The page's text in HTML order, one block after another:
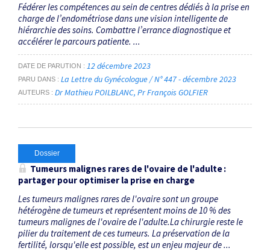
Dates
Du
RECHERCHER
Fédérer les compétences au sein de centres dédiés à la prise en
charge de l’endométriose dans une vision intelligente de
hiérarchie des soins. Combattre l’errance diagnostique et
accélérer le parcours patiente. ...
DATE DE PARUTION 12 décembre 2023
PARU DANS La Lettre du Gynécologue / N° 447 - décembre 2023
AUTEURS Dr Mathieu POILBLANC Pr François GOLFIER
Dossier
Tumeurs malignes rares de l'ovaire de l'adulte :
partager pour optimiser la prise en charge
Les tumeurs malignes rares de l'ovaire sont un groupe
hétérogène de tumeurs et représentent moins de 10 % des
tumeurs malignes de l'ovaire de l'adulte.La chirurgie reste le
pilier du traitement de ces tumeurs. La préservation de la
fertilité, lorsqu'elle est possible, est un enjeu majeur de ...